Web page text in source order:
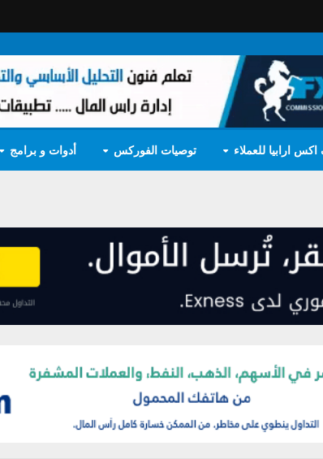
ارابيا للعملاء توصيات الفوركس أدوات و برامج